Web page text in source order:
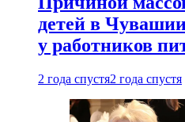
детей в
у работников
2 года спустя2 года спустя